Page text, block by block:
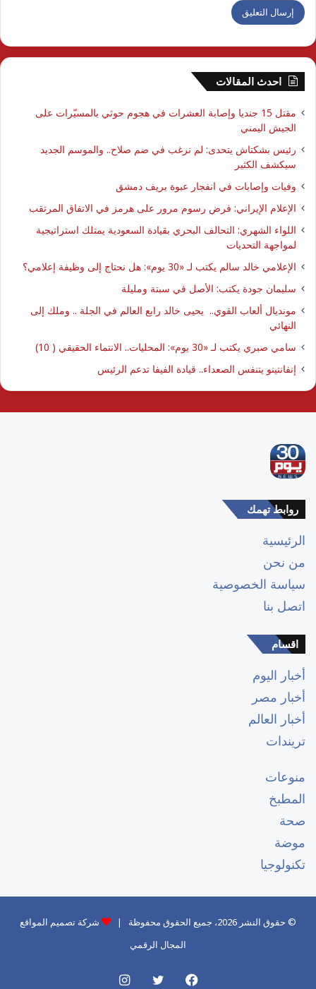
احدث المقالات
مقتل 15 جنديا وإصابة العشرات في هجوم حوثي بالمسيّرات على
الجيش اليمني
رئيس بشكتاش يتحدى: لم نرغب في ضم صلاح.. والموسم الجديد
سيكشف الكثير
وفيات وإصابات في انفجار عبوة بريف دمشق
الإعلام الإيراني: فرض رسوم مرور على هرمز في الاتفاق المرتقب
اللواء الشهري: التحالف البحري بقيادة السعودية يمتلك استراتيجية
لمواجهة التحديات
الإعلامي خالد سالم يكتب لـ «30 يوم»: هل نحتاج إلى وظيفة إعلامي؟
سليمان جودة يكتب: الأصل في سبتة ومليلة
مونديال ألعاب القوي.. يحيى خالد رابع العالم في الجلة .. وملك إلى
النهائي
سامي صبري يكتب لـ «30 يوم»: المحليات.. الانتماء الحقيقي ( 10)
إنفانتينو يتنفس الصعداء.. قيادة الفيفا تدعم الرئيس
روابط تهمك
الرئيسية
من نحن
سياسة الخصوصية
اتصل بنا
اقسام
أخبار اليوم
أخبار مصر
أخبار العالم
تريندات
منوعات
المطبخ
صحة
موضة
تكنولوجيا
© حقوق النشر 2026، جميع الحقوق محفوظة |
شركة تصميم المواقع
المجال الرقمي
فيسبوكتويتر انستقرام